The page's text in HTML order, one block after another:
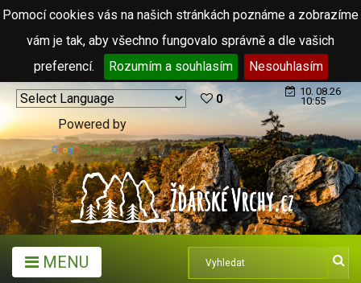
Pomocí cookies vás na našich stránkách poznáme a zobrazíme
vám je tak, aby všechno fungovalo správně a dle vašich
preferencí.
Rozumím a souhlasím Nesouhlasím
Powered by
Translate
0
10. 08.26
10:55
MENU